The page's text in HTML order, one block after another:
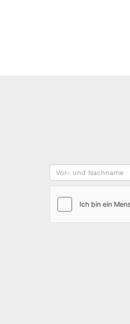
Vor-
und
Nachname